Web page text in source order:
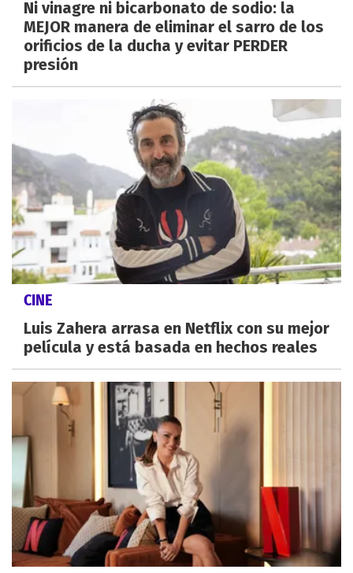
Ni vinagre ni bicarbonato de sodio: la
MEJOR manera de eliminar el sarro de los
orificios de la ducha y evitar PERDER
presión
CINE
Luis Zahera arrasa en Netflix con su mejor
película y está basada en hechos reales